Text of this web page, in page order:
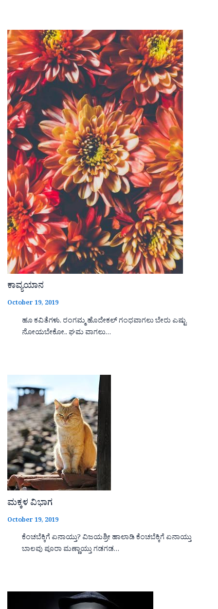
ಕಾವ್ಯಯಾನ
October 19, 2019
ಹೂ ಕವಿತೆಗಳು. ರಂಗಮ್ಮ ಹೊದೇಕಲ್ ಗಂಧವಾಗಲು ಬೇರು ಎಷ್ಟು
ನೋಯಬೇಕೋ.. ಘಮ ವಾಗಲು…
ಮಕ್ಕಳ ವಿಭಾಗ
October 19, 2019
ಕೆಂಚಬೆಕ್ಕಿಗೆ ಏನಾಯ್ತು? ವಿಜಯಶ್ರೀ ಹಾಲಾಡಿ ಕೆಂಚಬೆಕ್ಕಿಗೆ ಏನಾಯ್ತು
ಬಾಲವು ಪೂರಾ ಮಣ್ಣಾಯ್ತು ಗಡಗಡ…